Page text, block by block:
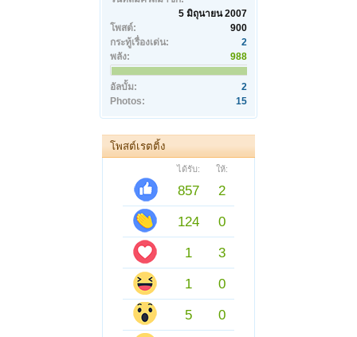
5 มิถุนายน 2007
โพสต์:
900
กระทู้เรื่องเด่น:
2
พลัง:
988
อัลบั้ม:
2
Photos:
15
โพสต์เรตติ้ง
ได้รับ: ให้:
857
2
124
0
1
3
1
0
5
0